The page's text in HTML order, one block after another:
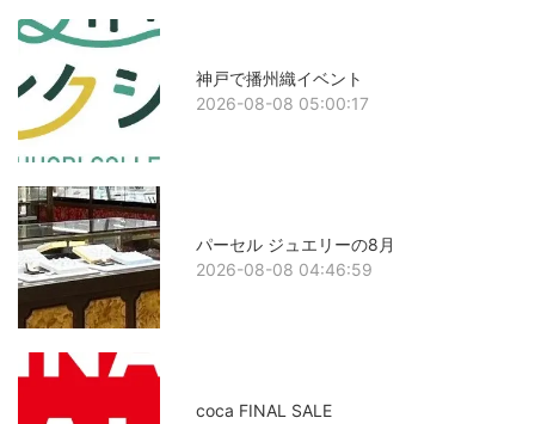
神戸で播州織イベント
2026-08-08 05:00:17
パーセル ジュエリーの8月
2026-08-08 04:46:59
coca FINAL SALE